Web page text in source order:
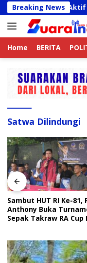
Langsung
ke
konten
Breaking News
Online Aktif Jaga
Home BERITA
Satwa Dilindungi
Sambut HUT RI Ke-81,
Anthony Buka
Sepak Takraw RA Cup I